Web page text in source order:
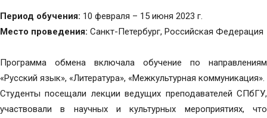
Период обучения: 10 февраля – 15 июня 2023 г.
Место проведения: Санкт-Петербург, Российская Федерация
Программа обмена включала обучение по направлениям
«Русский язык», «Литература», «Межкультурная коммуникация».
Студенты посещали лекции ведущих преподавателей СПбГУ,
участвовали в научных и культурных мероприятиях, что